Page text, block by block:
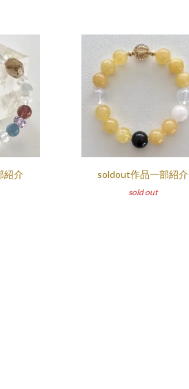
紹介 soldout作品一部紹介
sold out